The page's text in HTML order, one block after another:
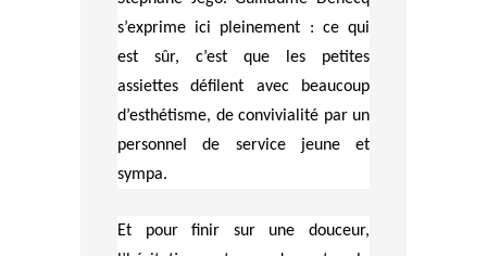
s’exprime ici pleinement : ce qui
est sûr, c’est que les petites
assiettes défilent avec beaucoup
d’esthétisme, de convivialité par un
personnel de service jeune et
sympa.
Et pour finir sur une douceur,